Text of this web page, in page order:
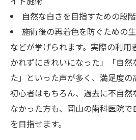
自然な白さを目指すための段
施術後の再着色を防ぐための
などが挙げられます。実際の利用
かれずにきれいになった」「自然
た」といった声が多く、満足度の
初心者はもちろん、過去に不自然
なかった方も、岡山の歯科医院
を目指せます。